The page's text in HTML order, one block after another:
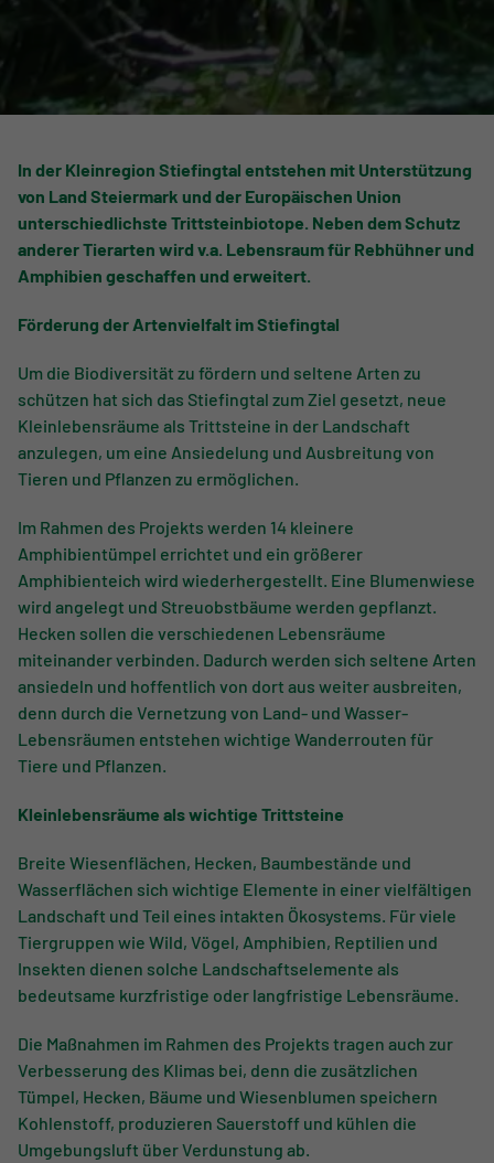
In der Kleinregion Stiefingtal entstehen mit Unterstützung
von Land Steiermark und der Europäischen Union
unterschiedlichste Trittsteinbiotope. Neben dem Schutz
anderer Tierarten wird v.a. Lebensraum für Rebhühner und
Amphibien geschaffen und erweitert.
Förderung der Artenvielfalt im Stiefingtal
Um die Biodiversität zu fördern und seltene Arten zu
schützen hat sich das Stiefingtal zum Ziel gesetzt, neue
Kleinlebensräume als Trittsteine in der Landschaft
anzulegen, um eine Ansiedelung und Ausbreitung von
Tieren und Pflanzen zu ermöglichen.
Im Rahmen des Projekts werden 14 kleinere
Amphibientümpel errichtet und ein größerer
Amphibienteich wird wiederhergestellt. Eine Blumenwiese
wird angelegt und Streuobstbäume werden gepflanzt.
Hecken sollen die verschiedenen Lebensräume
miteinander verbinden. Dadurch werden sich seltene Arten
ansiedeln und hoffentlich von dort aus weiter ausbreiten,
denn durch die Vernetzung von Land- und Wasser-
Lebensräumen entstehen wichtige Wanderrouten für
Tiere und Pflanzen.
Kleinlebensräume als wichtige Trittsteine
Breite Wiesenflächen, Hecken, Baumbestände und
Wasserflächen sich wichtige Elemente in einer vielfältigen
Landschaft und Teil eines intakten Ökosystems. Für viele
Tiergruppen wie Wild, Vögel, Amphibien, Reptilien und
Insekten dienen solche Landschaftselemente als
bedeutsame kurzfristige oder langfristige Lebensräume.
Die Maßnahmen im Rahmen des Projekts tragen auch zur
Verbesserung des Klimas bei, denn die zusätzlichen
Tümpel, Hecken, Bäume und Wiesenblumen speichern
Kohlenstoff, produzieren Sauerstoff und kühlen die
Umgebungsluft über Verdunstung ab.